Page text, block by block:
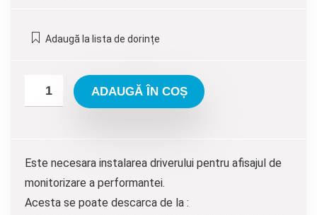
a
fost:
365.00 lei.
Adaugă la lista de dorințe
ADAUGĂ ÎN COȘ
Este necesara instalarea driverului pentru afisajul de
monitorizare a performantei.
Acesta se poate descarca de la :